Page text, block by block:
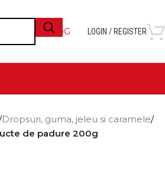
BLOG LOGIN / REGISTER
Dropsuri, guma, jeleu si caramele/
de padure 200g